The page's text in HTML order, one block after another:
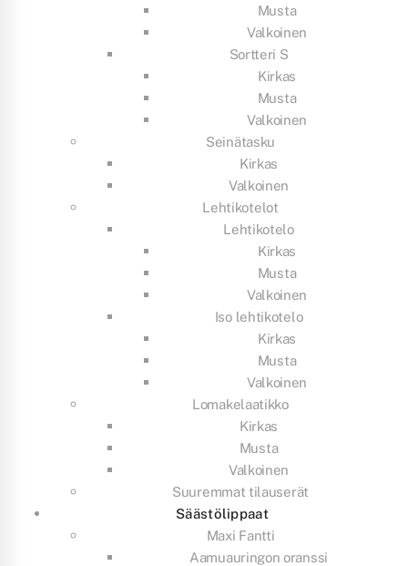
Musta
Valkoinen
Sortteri S
Kirkas
Musta
Valkoinen
Seinätasku
Kirkas
Valkoinen
Lehtikotelot
Lehtikotelo
Kirkas
Musta
Valkoinen
Iso lehtikotelo
Kirkas
Musta
Valkoinen
Lomakelaatikko
Kirkas
Musta
Valkoinen
Suuremmat tilauserät
Säästölippaat
Maxi Fantti
Aamuauringon oranssi